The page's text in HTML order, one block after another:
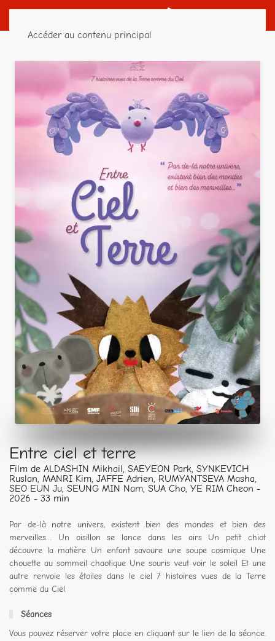
Accéder au contenu principal
Entre ciel et terre
Film de ALDASHIN Mikhail, SAEYEON Park, SYNKEVICH
Ruslan, MANRI Kim, JAFFE Adrien, RUMYANTSEVA Masha,
SEO EUN Ju, SEUNG MIN Nam, SUA Cho, YE RIM Cheon -
2026 - 33 min
Par de-là notre univers, existent bien des mondes et bien des
merveilles… Un oisillon se lance dans les airs Un petit chiot
découvre la matière Un enfant savoure une soupe cosmique Une
chouette au sommeil chaotique Une souris veut voir le soleil Et une
autre renvoie les étoiles dans le ciel 7 histoires vues de la Terre
comme du Ciel.
Séances
Vous pouvez réserver votre place en cliquant sur le lien de la séance.